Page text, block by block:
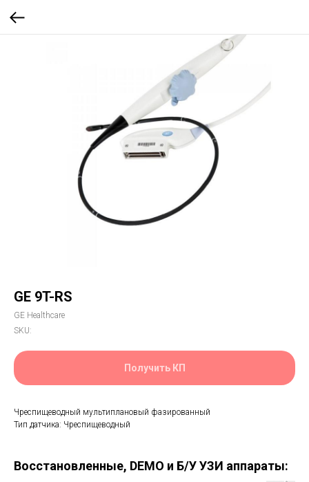
GE 9T-RS
GE Healthcare
SKU:
Получить КП
Чреспищеводный мультиплановый фазированный
Тип датчика: Чреспищеводный
Восстановленные, DEMO и Б/У УЗИ аппараты: